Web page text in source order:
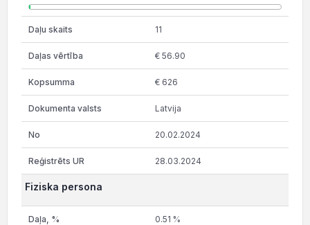
11
€ 56.90
€ 626
Latvija
20.02.2024
28.03.2024
Fiziska persona
0.51 %